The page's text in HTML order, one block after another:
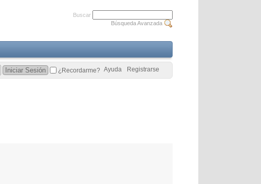
Buscar
Búsqueda Avanzada
Registrarse
Ayuda
¿Recordarme?